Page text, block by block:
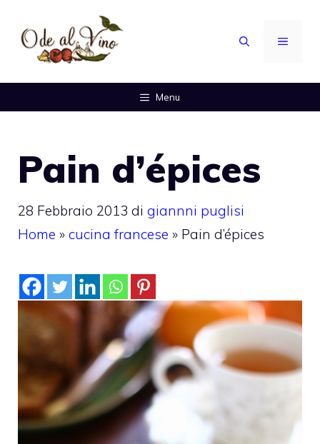
contenuto
MENU
Menu
Pain d’épices
28 Febbraio 2013 di giannni puglisi
Home » cucina francese » Pain d’épices